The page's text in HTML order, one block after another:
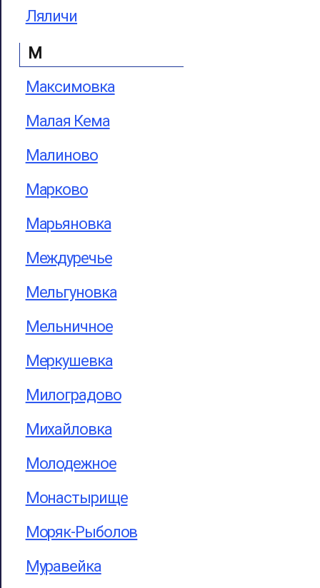
Ляличи
М
Максимовка
Малая Кема
Малиново
Марково
Марьяновка
Междуречье
Мельгуновка
Мельничное
Меркушевка
Милоградово
Михайловка
Молодежное
Монастырище
Моряк-Рыболов
Муравейка